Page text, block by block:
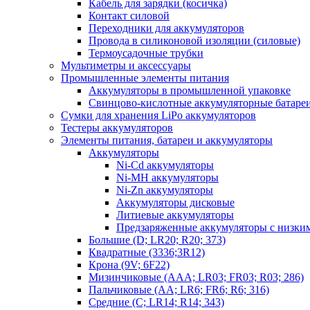
Кабель для зарядки (косичка)
Контакт силовой
Переходники для аккумуляторов
Провода в силиконовой изоляции (силовые)
Термоусадочные трубки
Мультиметры и аксессуары
Промышленные элементы питания
Аккумуляторы в промышленной упаковке
Свинцово-кислотные аккумуляторные
Сумки для хранения LiPo аккумуляторов
Тестеры аккумуляторов
Элементы питания, батареи и аккумуляторы
Аккумуляторы
Ni-Cd аккумуляторы
Ni-MH аккумуляторы
Ni-Zn аккумуляторы
Аккумуляторы дисковые
Литиевые аккумуляторы
Предзаряженные аккумуляторы с
Большие (D; LR20; R20; 373)
Квадратные (3336;3R12)
Крона (9V; 6F22)
Мизинчиковые (AAA; LR03; FR03; R03; 286)
Пальчиковые (AA; LR6; FR6; R6; 316)
Средние (C; LR14; R14; 343)